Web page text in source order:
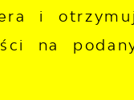
i otrzymuj
na